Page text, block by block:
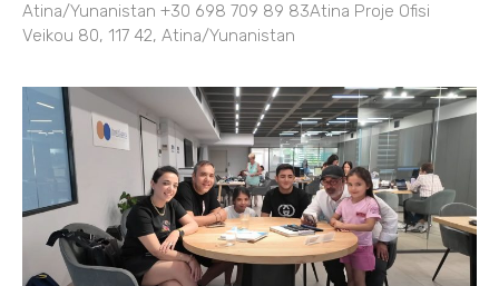
Atina/Yunanistan +30 698 709 89 83Atina Proje Ofisi
Veikou 80, 117 42, Atina/Yunanistan